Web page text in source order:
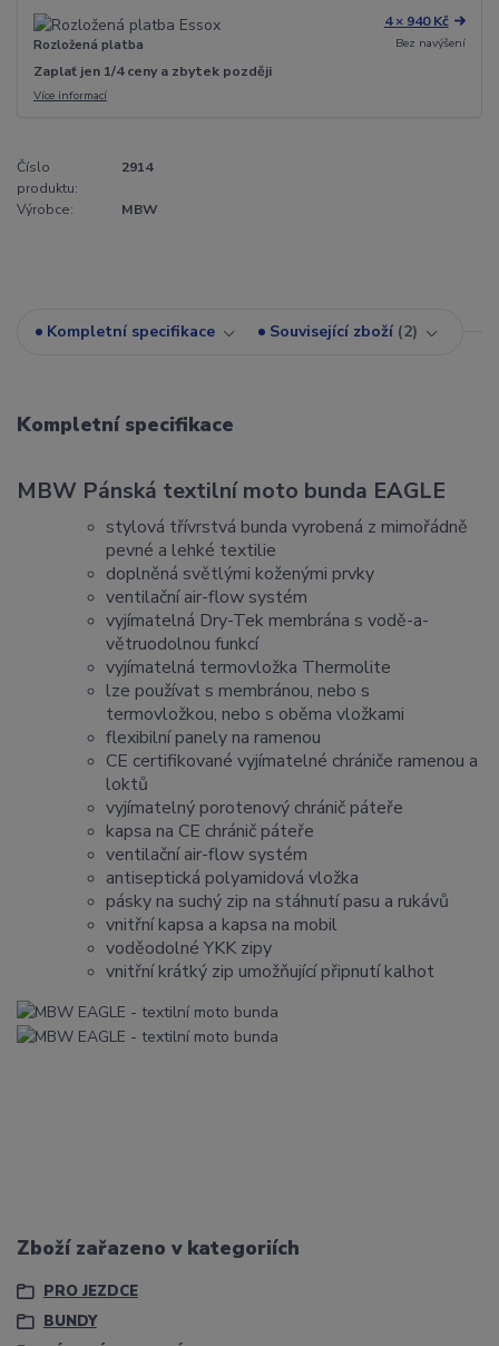
Rozložená platba
4 × 940 Kč
Bez navýšení
Zaplať jen 1/4 ceny a zbytek později
Více informací
Číslo
produktu:
2914
Výrobce: MBW
Kompletní specifikace Související zboží 2
Kompletní specifikace
MBW Pánská textilní moto bunda EAGLE
stylová třívrstvá bunda vyrobená z mimořádně
pevné a lehké textilie
doplněná světlými koženými prvky
ventilační air-flow systém
vyjímatelná Dry-Tek membrána s vodě-a-
větruodolnou funkcí
vyjímatelná termovložka Thermolite
lze používat s membránou, nebo s
termovložkou, nebo s oběma vložkami
flexibilní panely na ramenou
CE certifikované vyjímatelné chrániče ramenou a
loktů
vyjímatelný porotenový chránič páteře
kapsa na CE chránič páteře
ventilační air-flow systém
antiseptická polyamidová vložka
pásky na suchý zip na stáhnutí pasu a rukávů
vnitřní kapsa a kapsa na mobil
voděodolné YKK zipy
vnitřní krátký zip umožňující připnutí kalhot
Zboží zařazeno v kategoriích
PRO JEZDCE
BUNDY